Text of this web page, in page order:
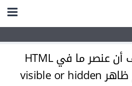
كيف أعرف أن عنصر ما في HTML
مخفي أم ظاهر visible or hidden